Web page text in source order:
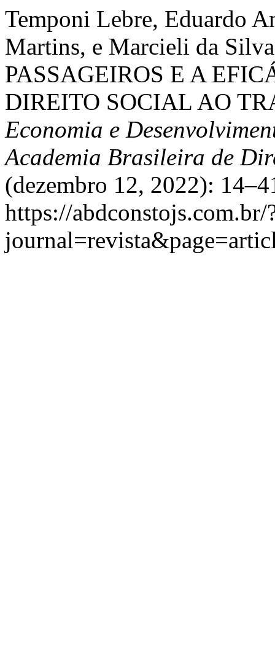
Temponi Lebre, Eduardo
Martins, e Marcieli da
PASSAGEIROS E A
DIREITO SOCIAL AO
Economia e
Academia Brasileira de
(dezembro 12, 2022):
https://abdconstojs.com.br/